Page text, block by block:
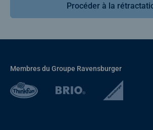
Procéder à la
Membres du Groupe Ravensburger